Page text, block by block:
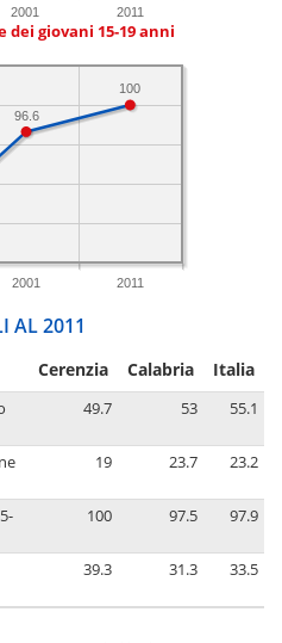
2001 2011
dei giovani 15-19 anni
2001 2011
100
96.6
AL 2011
Cerenzia Calabria Italia
49.7 53 55.1
19 23.7 23.2
100 97.5 97.9
39.3 31.3 33.5